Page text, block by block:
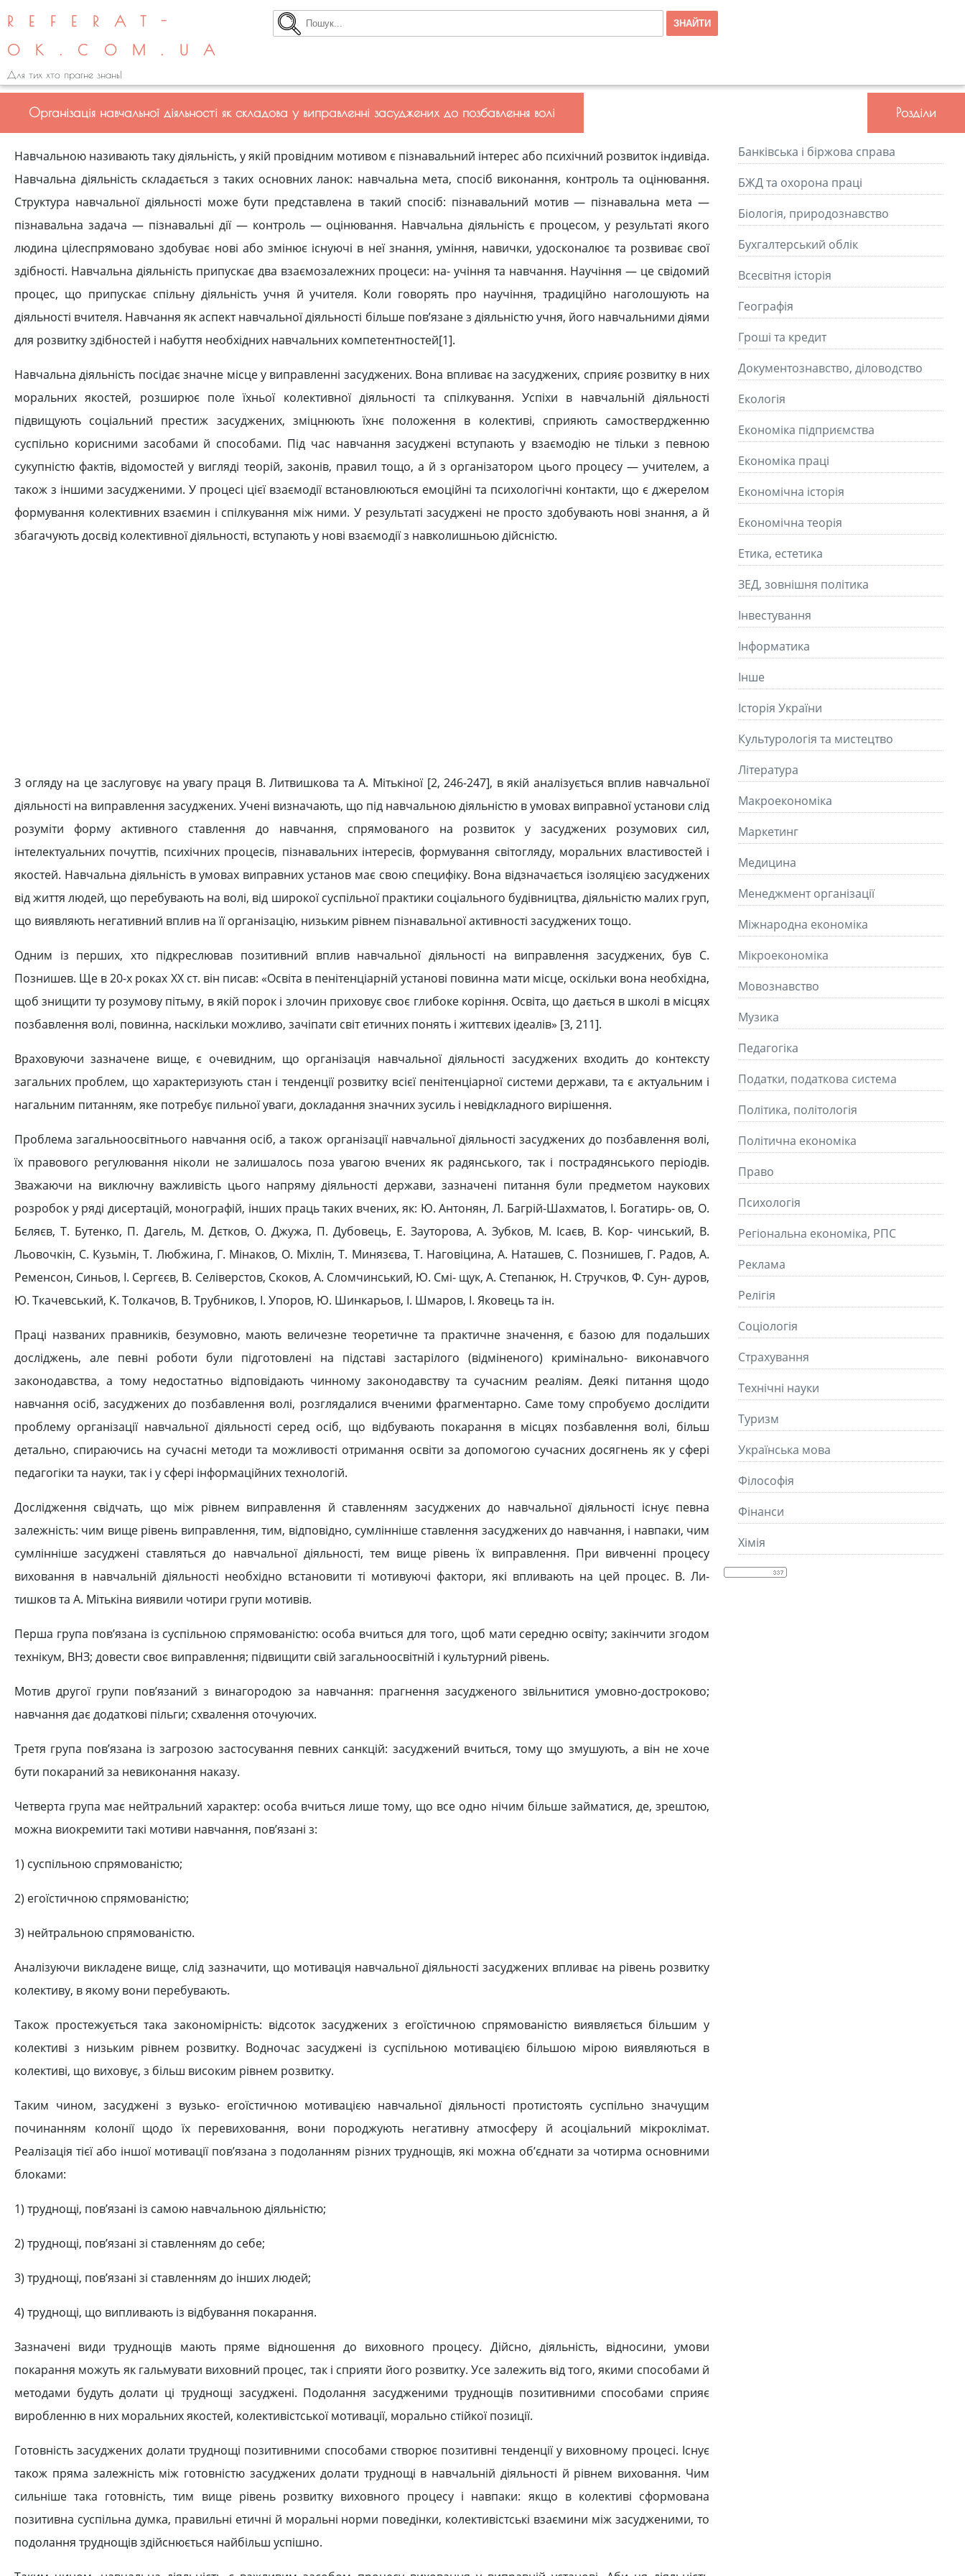
REFERAT-
OK.COM.UA
Для тих хто прагне знань!
Організація навчальної діяльності як складова у виправленні засуджених до позбавлення волі
Навчальною називають таку діяльність, у якій провідним мотивом є пізнавальний інтерес або психічний розвиток індивіда.
Навчальна діяльність складається з таких основних ланок: навчальна мета, спосіб виконання, контроль та оцінювання.
Структура навчальної діяльності може бути представлена в такий спосіб: пізнавальний мотив — пізнавальна мета —
пізнавальна задача — пізнавальні дії — контроль — оцінювання. Навчальна діяльність є процесом, у результаті якого
людина цілеспрямовано здобуває нові або змінює існуючі в неї знання, уміння, навички, удосконалює та розвиває свої
здібності. Навчальна діяльність припускає два взаємозалежних процеси: на- учіння та навчання. Научіння — це свідомий
процес, що припускає спільну діяльність учня й учителя. Коли говорять про научіння, традиційно наголошують на
діяльності вчителя. Навчання як аспект навчальної діяльності більше пов’язане з діяльністю учня, його навчальними діями
для розвитку здібностей і набуття необхідних навчальних компетентностей[1].
Навчальна діяльність посідає значне місце у виправленні засуджених. Вона впливає на засуджених, сприяє розвитку в них
моральних якостей, розширює поле їхньої колективної діяльності та спілкування. Успіхи в навчальній діяльності
підвищують соціальний престиж засуджених, зміцнюють їхнє положення в колективі, сприяють самоствердженню
суспільно корисними засобами й способами. Під час навчання засуджені вступають у взаємодію не тільки з певною
сукупністю фактів, відомостей у вигляді теорій, законів, правил тощо, а й з організатором цього процесу — учителем, а
також з іншими засудженими. У процесі цієї взаємодії встановлюються емоційні та психологічні контакти, що є джерелом
формування колективних взаємин і спілкування між ними. У результаті засуджені не просто здобувають нові знання, а й
збагачують досвід колективної діяльності, вступають у нові взаємодії з навколишньою дійсністю.
З огляду на це заслуговує на увагу праця В. Литвишкова та А. Мітькіної [2, 246-247], в якій аналізується вплив навчальної
діяльності на виправлення засуджених. Учені визначають, що під навчальною діяльністю в умовах виправної установи слід
розуміти форму активного ставлення до навчання, спрямованого на розвиток у засуджених розумових сил,
інтелектуальних почуттів, психічних процесів, пізнавальних інтересів, формування світогляду, моральних властивостей і
якостей. Навчальна діяльність в умовах виправних установ має свою специфіку. Вона відзначається ізоляцією засуджених
від життя людей, що перебувають на волі, від широкої суспільної практики соціального будівництва, діяльністю малих груп,
що виявляють негативний вплив на її організацію, низьким рівнем пізнавальної активності засуджених тощо.
Одним із перших, хто підкреслював позитивний вплив навчальної діяльності на виправлення засуджених, був С.
Познишев. Ще в 20-х роках ХХ ст. він писав: «Освіта в пенітенціарній установі повинна мати місце, оскільки вона необхідна,
щоб знищити ту розумову пітьму, в якій порок і злочин приховує своє глибоке коріння. Освіта, що дається в школі в місцях
позбавлення волі, повинна, наскільки можливо, зачіпати світ етичних понять і життєвих ідеалів» [3, 211].
Враховуючи зазначене вище, є очевидним, що організація навчальної діяльності засуджених входить до контексту
загальних проблем, що характеризують стан і тенденції розвитку всієї пенітенціарної системи держави, та є актуальним і
нагальним питанням, яке потребує пильної уваги, докладання значних зусиль і невідкладного вирішення.
Проблема загальноосвітнього навчання осіб, а також організації навчальної діяльності засуджених до позбавлення волі,
їх правового регулювання ніколи не залишалось поза увагою вчених як радянського, так і пострадянського періодів.
Зважаючи на виключну важливість цього напряму діяльності держави, зазначені питання були предметом наукових
розробок у ряді дисертацій, монографій, інших праць таких вчених, як: Ю. Антонян, Л. Багрій-Шахматов, І. Богатирь- ов, О.
Бєляєв, Т. Бутенко, П. Дагель, М. Дєтков, О. Джужа, П. Дубовець, Е. Зауторова, А. Зубков, М. Ісаєв, В. Кор- чинський, В.
Льовочкін, С. Кузьмін, Т. Любжина, Г. Мінаков, О. Міхлін, Т. Минязєва, Т. Наговіцина, А. Наташев, С. Познишев, Г. Радов, А.
Ременсон, Синьов, І. Сергєєв, В. Селіверстов, Скоков, А. Сломчинський, Ю. Смі- щук, А. Степанюк, Н. Стручков, Ф. Сун- дуров,
Ю. Ткачевський, К. Толкачов, В. Трубников, І. Упоров, Ю. Шинкарьов, І. Шмаров, І. Яковець та ін.
Праці названих правників, безумовно, мають величезне теоретичне та практичне значення, є базою для подальших
досліджень, але певні роботи були підготовлені на підставі застарілого (відміненого) кримінально- виконавчого
законодавства, а тому недостатньо відповідають чинному законодавству та сучасним реаліям. Деякі питання щодо
навчання осіб, засуджених до позбавлення волі, розглядалися вченими фрагментарно. Саме тому спробуємо дослідити
проблему організації навчальної діяльності серед осіб, що відбувають покарання в місцях позбавлення волі, більш
детально, спираючись на сучасні методи та можливості отримання освіти за допомогою сучасних досягнень як у сфері
педагогіки та науки, так і у сфері інформаційних технологій.
Дослідження свідчать, що між рівнем виправлення й ставленням засуджених до навчальної діяльності існує певна
залежність: чим вище рівень виправлення, тим, відповідно, сумлінніше ставлення засуджених до навчання, і навпаки, чим
сумлінніше засуджені ставляться до навчальної діяльності, тем вище рівень їх виправлення. При вивченні процесу
виховання в навчальній діяльності необхідно встановити ті мотивуючі фактори, які впливають на цей процес. В. Ли-
тишков та А. Мітькіна виявили чотири групи мотивів.
Перша група пов’язана із суспільною спрямованістю: особа вчиться для того, щоб мати середню освіту; закінчити згодом
технікум, ВНЗ; довести своє виправлення; підвищити свій загальноосвітній і культурний рівень.
Мотив другої групи пов’язаний з винагородою за навчання: прагнення засудженого звільнитися умовно-достроково;
навчання дає додаткові пільги; схвалення оточуючих.
Третя група пов’язана із загрозою застосування певних санкцій: засуджений вчиться, тому що змушують, а він не хоче
бути покараний за невиконання наказу.
Четверта група має нейтральний характер: особа вчиться лише тому, що все одно нічим більше займатися, де, зрештою,
можна виокремити такі мотиви навчання, пов’язані з:
1) суспільною спрямованістю;
2) егоїстичною спрямованістю;
3) нейтральною спрямованістю.
Аналізуючи викладене вище, слід зазначити, що мотивація навчальної діяльності засуджених впливає на рівень розвитку
колективу, в якому вони перебувають.
Також простежується така закономірність: відсоток засуджених з егоїстичною спрямованістю виявляється більшим у
колективі з низьким рівнем розвитку. Водночас засуджені із суспільною мотивацією більшою мірою виявляються в
колективі, що виховує, з більш високим рівнем розвитку.
Таким чином, засуджені з вузько- егоїстичною мотивацією навчальної діяльності протистоять суспільно значущим
починанням колонії щодо їх перевиховання, вони породжують негативну атмосферу й асоціальний мікроклімат.
Реалізація тієї або іншої мотивації пов’язана з подоланням різних труднощів, які можна об’єднати за чотирма основними
блоками:
1) труднощі, пов’язані із самою навчальною діяльністю;
2) труднощі, пов’язані зі ставленням до себе;
3) труднощі, пов’язані зі ставленням до інших людей;
4) труднощі, що випливають із відбування покарання.
Зазначені види труднощів мають пряме відношення до виховного процесу. Дійсно, діяльність, відносини, умови
покарання можуть як гальмувати виховний процес, так і сприяти його розвитку. Усе залежить від того, якими способами й
методами будуть долати ці труднощі засуджені. Подолання засудженими труднощів позитивними способами сприяє
виробленню в них моральних якостей, колективістської мотивації, морально стійкої позиції.
Готовність засуджених долати труднощі позитивними способами створює позитивні тенденції у виховному процесі. Існує
також пряма залежність між готовністю засуджених долати труднощі в навчальній діяльності й рівнем виховання. Чим
сильніше така готовність, тим вище рівень розвитку виховного процесу і навпаки: якщо в колективі сформована
позитивна суспільна думка, правильні етичні й моральні норми поведінки, колективістські взаємини між засудженими, то
подолання труднощів здійснюється найбільш успішно.
Розділи
Банківська і біржова справа
БЖД та охорона праці
Біологія, природознавство
Бухгалтерський облік
Всесвітня історія
Географія
Гроші та кредит
Документознавство, діловодство
Екологія
Економіка підприємства
Економіка праці
Економічна історія
Економічна теорія
Етика, естетика
ЗЕД, зовнішня політика
Інвестування
Інформатика
Інше
Історія України
Культурологія та мистецтво
Літературa
Макроекономіка
Маркетинг
Медицина
Менеджмент організації
Міжнародна економіка
Мікроекономіка
Мовознавство
Музика
Педагогіка
Податки, податкова система
Політика, політологія
Політична економіка
Право
Психологія
Регіональна економіка, РПС
Реклама
Релігія
Соціологія
Страхування
Технічні науки
Туризм
Українська мова
Філософія
Фінанси
Хімія